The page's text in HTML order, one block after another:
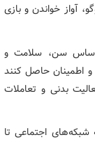
آواز خواندن و بازی
اساس سن، سلامت و
اطمینان حاصل کنند
بدنی و تعاملات
شبکه‌های اجتماعی تا